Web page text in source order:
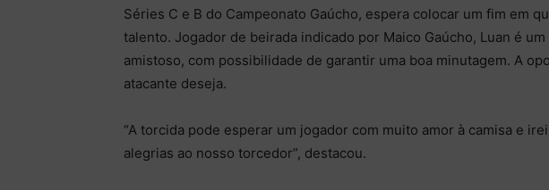
Séries C e B do Campeonato Gaúcho, espera colocar um fim em
talento. Jogador de beirada indicado por Maico Gaúcho, Luan é
amistoso, com possibilidade de garantir uma boa minutagem. A
atacante deseja.
“A torcida pode esperar um jogador com muito amor à camisa e
alegrias ao nosso torcedor”, destacou.